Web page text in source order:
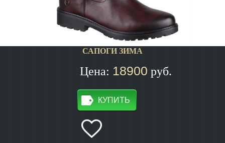
САПОГИ ЗИМА
Цена: 18900 руб.
КУПИТЬ